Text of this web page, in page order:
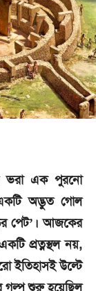
ভরা এক পুরনো
অদ্ভুত গোল
পেট’। আজকের
প্রত্নস্থল নয়,
ইতিহাসই উল্টে
গল্প শুরু হয়েছিল